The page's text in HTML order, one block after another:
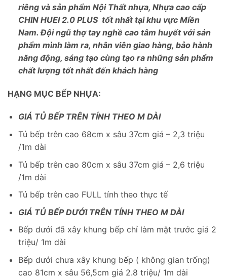
riêng và sản phẩm Nội Thất nhựa, Nhựa cao cấp
CHIN HUEI 2.0 PLUS tốt nhất tại khu vực Miền
Nam. Đội ngũ thợ tay nghề cao tâm huyết với sản
phẩm mình làm ra, nhân viên giao hàng, bảo hành
năng động, sáng tạo cùng tạo ra những sản phẩm
chất lượng tốt nhất đến khách hàng
HẠNG MỤC BẾP NHỰA:
GIÁ TỦ BẾP TRÊN TÍNH THEO M DÀI
Tủ bếp trên cao 68cm x sâu 37cm giá – 2,3 triệu
/1m dài
Tủ bếp trên cao 80cm x sâu 37cm giá – 2,6 triệu
/1m dài
Tủ bếp trên cao FULL tính theo thực tế
GIÁ TỦ BẾP DƯỚI TRÊN TÍNH THEO M DÀI
Bếp dưới đã xây khung bếp chỉ làm mặt trước giá 2
triệu/ 1m dài
Bếp dưới chưa xây khung bếp ( không gian trống)
cao 81cm x sâu 56,5cm giá 2.8 triệu/ 1m dài